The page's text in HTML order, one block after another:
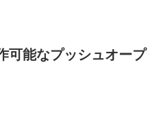
可能なプッシュオープ